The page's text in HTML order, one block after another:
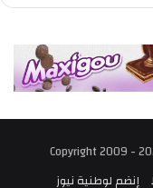
إنضم لوطنية نيوز